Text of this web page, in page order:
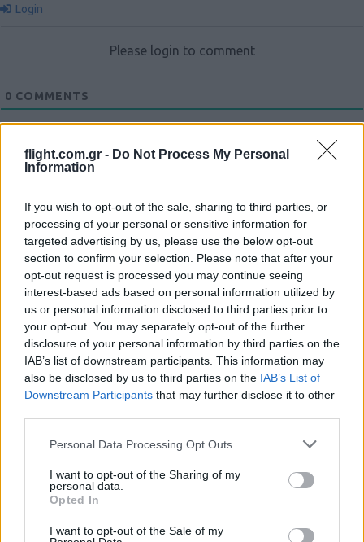
flight.com.gr - Do Not Process My Personal
Information
If you wish to opt-out of the sale, sharing to third parties, or
processing of your personal or sensitive information for
targeted advertising by us, please use the below opt-out
section to confirm your selection. Please note that after your
opt-out request is processed you may continue seeing
interest-based ads based on personal information utilized by
us or personal information disclosed to third parties prior to
your opt-out. You may separately opt-out of the further
disclosure of your personal information by third parties on the
IAB’s list of downstream participants. This information may
also be disclosed by us to third parties on the IAB’s List of
Downstream Participants that may further disclose it to other
Please note that this website/app uses one or more Google
not limited to your visit or usage behaviour. You may click to
grant or deny consent to Google and its third-party tags to
use your data for below specified purposes in below Google
consent section.
Personal Data Processing Opt Outs
I want to opt-out of the Sharing of my
personal data.
Opted In
I want to opt-out of the Sale of my
Ροή Ειδήσεων
Η Χαμάς δηλώνει εκ νέου έτοιμη να
εφαρμόσει το σχέδιο των ΗΠΑ για τη
Γάζα
20:59
Συντριβή Sikorsky CH-54A Tarhe σε
αεροπυρόσβεση στη Γιούτα
Login
Please login to comment
0 COMMENTS